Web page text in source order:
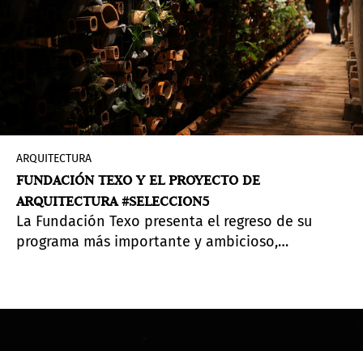
sus artistas a través de ferias y participación en
eventos como la actualPinta Sud | ASU.
ARQUITECTURA
FUNDACIÓN TEXO Y EL PROYECTO DE
ARQUITECTURA #SELECCION5
La Fundación Texo presenta el regreso de su
programa más importante y ambicioso,